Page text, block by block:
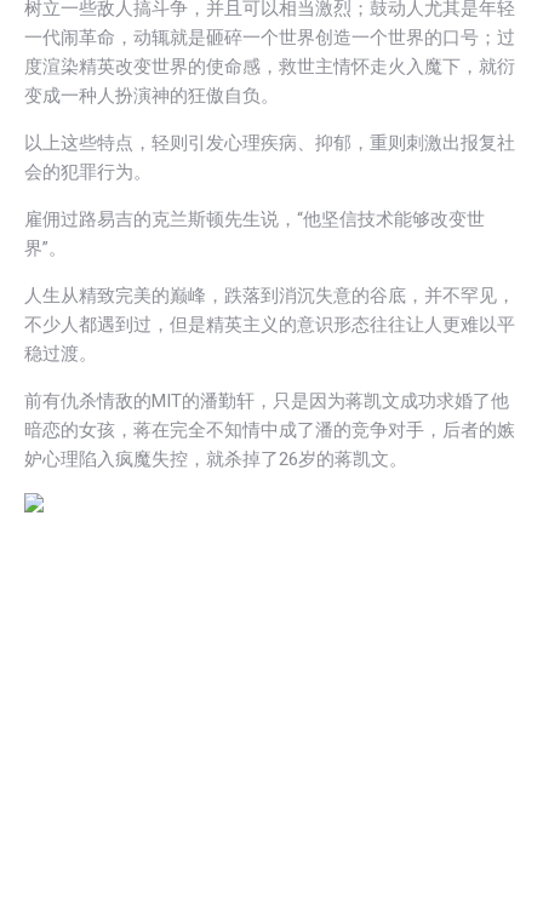
树立一些敌人搞斗争，并且可以相当激烈；鼓动人尤其是年轻
一代闹革命，动辄就是砸碎一个世界创造一个世界的口号；过
度渲染精英改变世界的使命感，救世主情怀走火入魔下，就衍
变成一种人扮演神的狂傲自负。
以上这些特点，轻则引发心理疾病、抑郁，重则刺激出报复社
会的犯罪行为。
雇佣过路易吉的克兰斯顿先生说，“他坚信技术能够改变世
界”。
人生从精致完美的巅峰，跌落到消沉失意的谷底，并不罕见，
不少人都遇到过，但是精英主义的意识形态往往让人更难以平
稳过渡。
前有仇杀情敌的MIT的潘勤轩，只是因为蒋凯文成功求婚了他
暗恋的女孩，蒋在完全不知情中成了潘的竞争对手，后者的嫉
妒心理陷入疯魔失控，就杀掉了26岁的蒋凯文。